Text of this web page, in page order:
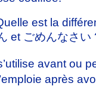
est la
et ごめんなさい
avant ou
après